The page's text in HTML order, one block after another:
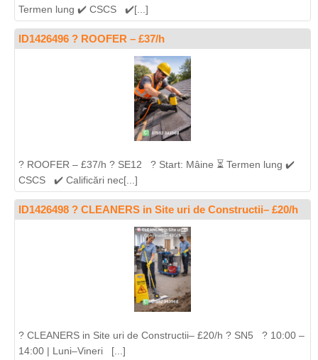
Termen lung ✔️ CSCS ✔️[...]
ID1426496 ? ROOFER – £37/h
? ROOFER – £37/h ? SE12 ? Start: Mâine ⏳ Termen lung ✔️
CSCS ✔️ Calificări nec[...]
ID1426498 ? CLEANERS in Site uri de Constructii– £20/h
? CLEANERS in Site uri de Constructii– £20/h ? SN5 ? 10:00 –
14:00 | Luni–Vineri [...]